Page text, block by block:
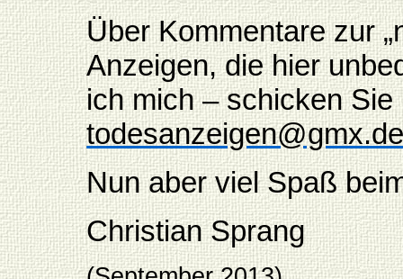
Über Kommentare zur
Anzeigen, die hier
ich mich – schicken
Nun aber viel Spaß
Christian Sprang